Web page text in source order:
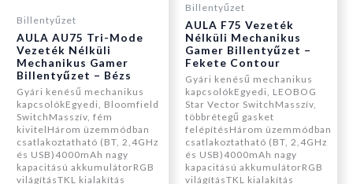
Billentyűzet
AULA AU75 Tri-Mode
Vezeték Nélküli
Mechanikus Gamer
Billentyűzet – Bézs
Gyári kenésű mechanikus
kapcsolókEgyedi, Bloomfield
SwitchMasszív, fém
kivitelHárom üzemmódban
csatlakoztatható (BT, 2,4GHz
és USB)4000mAh nagy
kapacitású akkumulátorRGB
világításTKL kialakítás
Billentyűzet
AULA F75 Vezeték
Nélküli Mechanikus
Gamer Billentyűzet –
Fekete Contour
Gyári kenésű mechanikus
kapcsolókEgyedi, LEOBOG
Star Vector SwitchMasszív,
többrétegű gasket
felépítésHárom üzemmódban
csatlakoztatható (BT, 2,4GHz
és USB)4000mAh nagy
kapacitású akkumulátorRGB
világításTKL kialakítás